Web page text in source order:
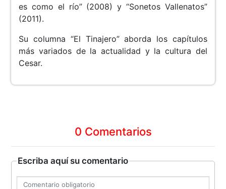
es como el río” (2008) y “Sonetos Vallenatos”
(2011).
Su columna “El Tinajero” aborda los capítulos
más variados de la actualidad y la cultura del
Cesar.
0 Comentarios
Escriba aquí su comentario